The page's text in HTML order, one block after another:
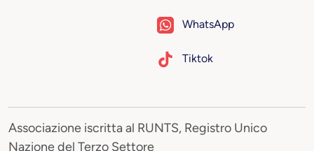
WhatsApp
Tiktok
Associazione iscritta al RUNTS, Registro Unico
Nazione del Terzo Settore